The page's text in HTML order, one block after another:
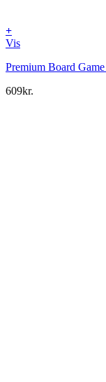
+
Vis
Premium Board
609kr.